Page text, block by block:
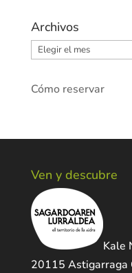
Archivos
Archivos
Cómo reservar
Ven y descubre
Kale
20115 Astigarraga